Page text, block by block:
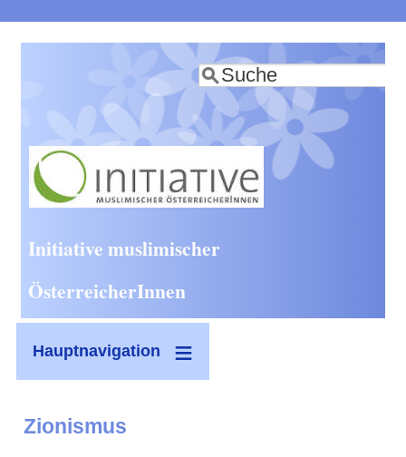
zum
Inhalt
Suche
Initiative muslimischer
ÖsterreicherInnen
Hauptnavigation
Zionismus